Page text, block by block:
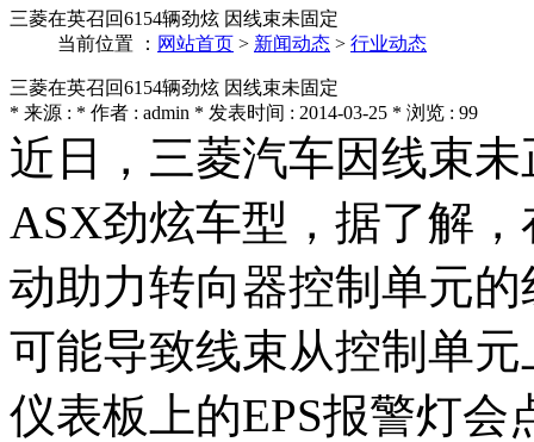
三菱在英召回6154辆劲炫 因线束未固定
当前位置 ： 网站首页 > 新闻动态 > 行业动态
三菱在英召回6154辆劲炫 因线束未固定
* 来源 : * 作者 : admin * 发表时间 : 2014-03-25 * 浏览 : 99
近日，三菱汽车因线束
ASX劲炫车型，据了解
动助力转向器控制单元
可能导致线束从控制单
仪表板上的EPS报警灯